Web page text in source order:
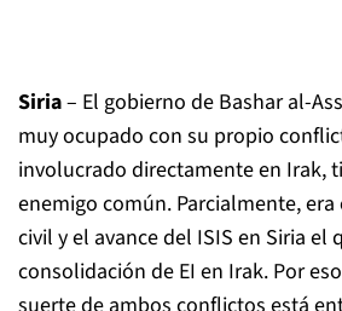
Siria– El gobierno de Bashar al-
muy ocupado con su propio
involucrado directamente en Irak,
enemigo común. Parcialmente,
civil y el avance del ISIS en Siria el
consolidación de EI en Irak. Por